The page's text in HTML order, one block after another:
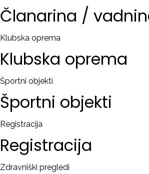
Članarina /
Klubska oprema
Klubska oprema
Športni objekti
Športni objekti
Registracija
Registracija
Zdravniški pregledi